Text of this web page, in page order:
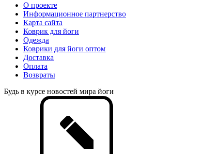
O проекте
Информационное партнерство
Карта сайта
Коврик для йоги
Одежда
Коврики для йоги оптом
Доставка
Оплата
Возвраты
Будь в курсе новостей мира йоги